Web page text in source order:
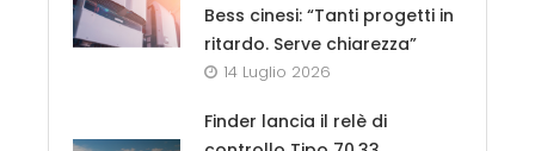
Bess cinesi: “Tanti progetti in
ritardo. Serve chiarezza”
14 Luglio 2026
Finder lancia il relè di